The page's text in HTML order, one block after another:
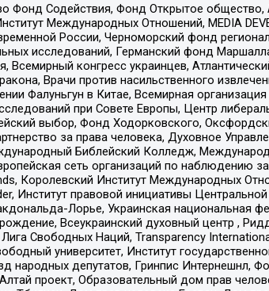
Фонд Содействия, Фонд Открытое
Международных Отношений, MEDIA
России, Черноморский фонд
исследований, Германский фонд
конгресс украинцев,
Врачи против насильственного
Фалуньгун в Китае, Всемирная
при Совете Европы, Центр
выбор, Фонд Ходорковского,
за права человека, Духовное
Библейский Колледж,
сеть организаций по наблюдению
Королевский Институт Международных
Институт правовой инициативы
Лорье, Украинская национальная
Всеукраинский духовный центр ,
Свободных Наций, Transparеncy
университет, Институт
депутатов, Гринпис Интернешнл,
проект, Образовательный дом прав